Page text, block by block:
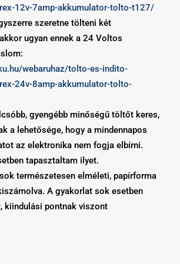
12v-7amp-akkumulator-tolto-t127/
szeretne tölteni két
ugyan ennek a 24 Voltos
webaruhaz/tolto-es-indito-
24v-8amp-akkumulator-tolto-
gyengébb minőségű töltőt keres,
a lehetősége, hogy a mindennapos
az elektronika nem fogja elbírni.
tapasztaltam ilyet.
természetesen elméleti, papírforma
A gyakorlat sok esetben
kiindulási pontnak viszont